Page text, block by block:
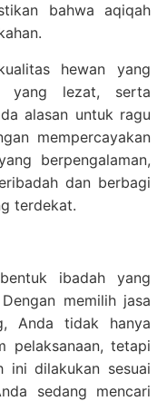
bahwa aqiqah
hewan yang
yang lezat, serta
alasan untuk ragu
mempercayakan
berpengalaman,
dan berbagi
terdekat.
ibadah yang
memilih jasa
Anda tidak hanya
pelaksanaan, tetapi
ini dilakukan sesuai
sedang mencari